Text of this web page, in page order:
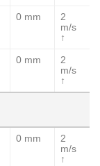
0 mm
2
m/s
↑
0 mm
2
m/s
↑
0 mm
2
m/s
↑